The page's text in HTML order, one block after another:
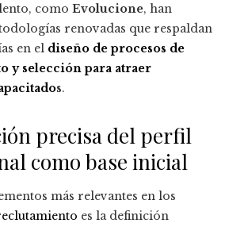
como Evolucione, han
renovadas que respaldan
en el diseño de procesos de
y selección para atraer
s.
precisa del perfil
como base inicial
más relevantes en los
es la definición